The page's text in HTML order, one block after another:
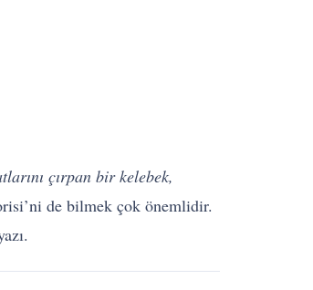
çırpan bir kelebek,
de bilmek çok önemlidir.